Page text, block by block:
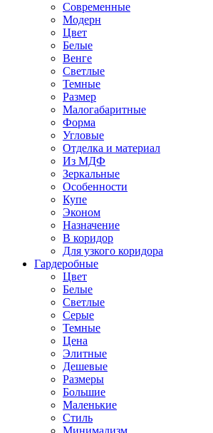
Современные
Модерн
Цвет
Белые
Венге
Светлые
Темные
Размер
Малогабаритные
Форма
Угловые
Отделка и материал
Из МДФ
Зеркальные
Особенности
Купе
Эконом
Назначение
В коридор
Для узкого коридора
Гардеробные
Цвет
Белые
Светлые
Серые
Темные
Цена
Элитные
Дешевые
Размеры
Большие
Маленькие
Стиль
Минимализм